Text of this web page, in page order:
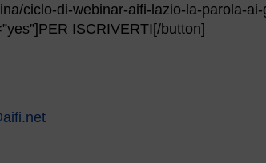
ciclo-di-webinar-aifi-lazio-la-parola-ai-
ISCRIVERTI[/button]